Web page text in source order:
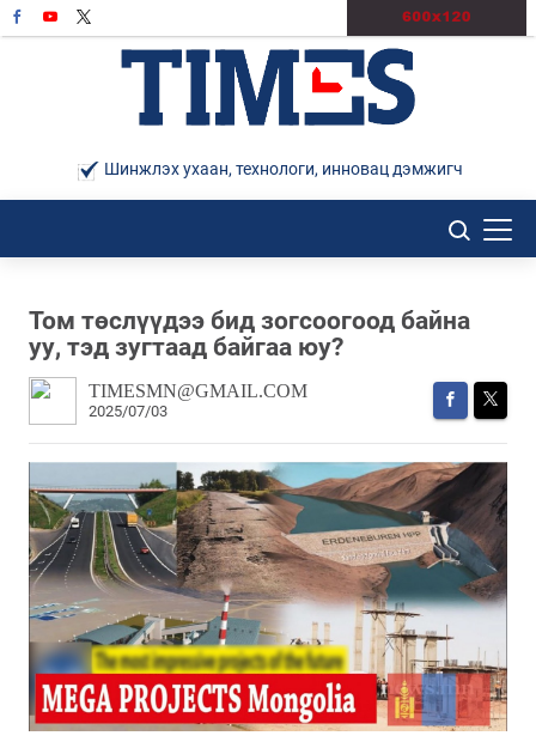
Шинжлэх ухаан, технологи, инновац дэмжигч
Том төслүүдээ бид зогсоогоод байна
уу, тэд зугтаад байгаа юу?
TIMESMN@GMAIL.COM
2025/07/03